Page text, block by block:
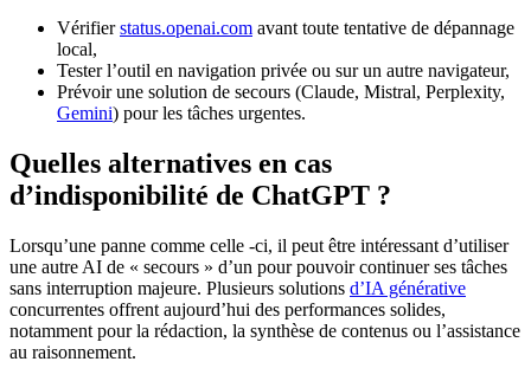
Vérifierstatus.openai.com avant toute tentative de dépannage
local,
Tester l’outil en navigation privée ou sur un autre navigateur,
Prévoir une solution de secours (Claude, Mistral, Perplexity,
Gemini) pour les tâches urgentes.
Quelles alternatives en cas
d’indisponibilité de ChatGPT ?
Lorsqu’une panne comme celle -ci, il peut être intéressant d’utiliser
une autre AI de « secours » d’un pour pouvoir continuer ses tâches
sans interruption majeure. Plusieurs solutions d’IA générative
concurrentes offrent aujourd’hui des performances solides,
notamment pour la rédaction, la synthèse de contenus ou l’assistance
au raisonnement.